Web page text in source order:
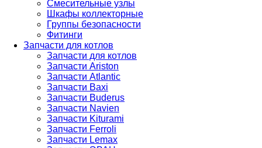
Смесительные узлы
Шкафы коллекторные
Группы безопасности
Фитинги
Запчасти для котлов
Запчасти для котлов
Запчасти Ariston
Запчасти Atlantic
Запчасти Baxi
Запчасти Buderus
Запчасти Navien
Запчасти Kiturami
Запчасти Ferroli
Запчасти Lemax